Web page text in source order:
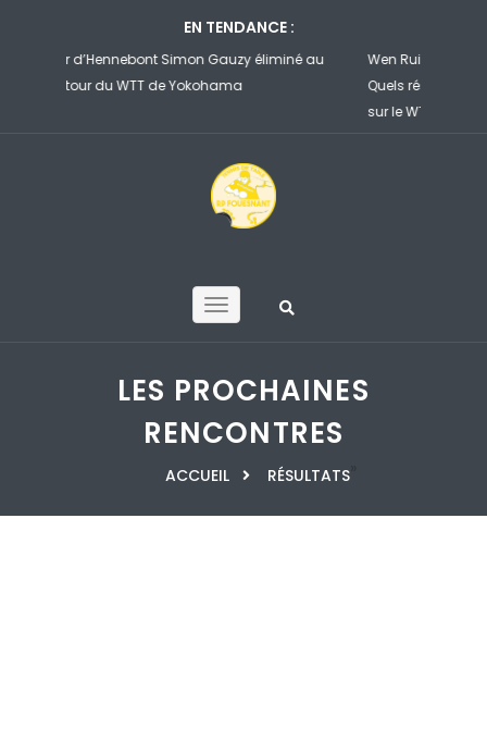
EN TENDANCE :
Wen Ruibo se manque, Zhou Qihao impuissant…
Quels résultats pour les joueurs de la GV Hennebont
LES PROCHAINES
RENCONTRES
ACCUEIL »
RÉSULTATS